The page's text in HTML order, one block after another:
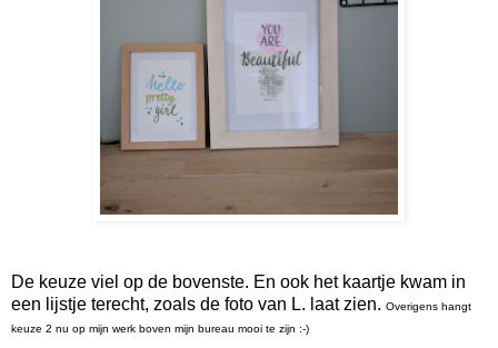
De keuze viel op de bovenste. En ook het kaartje kwam in
een lijstje terecht, zoals de foto van L. laat zien. Overigens hangt
keuze 2 nu op mijn werk boven mijn bureau mooi te zijn :-)